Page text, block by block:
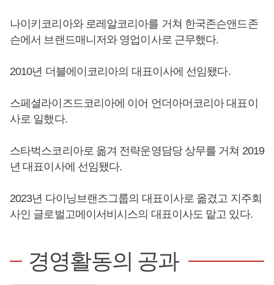
나이키코리아와 로레알코리아를 거쳐 한국존슨앤드존
슨에서 브랜드매니저와 영업이사로 근무했다.
2010년 더블에이코리아의 대표이사에 선임됐다.
스페셜라이즈드코리아에 이어 언더아머코리아 대표이
사로 일했다.
스타벅스코리아로 옮겨 전략운영담당 상무를 거쳐 2019
년 대표이사에 선임됐다.
2023년 다이닝브랜즈그룹의 대표이사로 옮겼고 지주회
사인 글로벌고메이서비시스의 대표이사도 맡고 있다.
경영활동의 공과